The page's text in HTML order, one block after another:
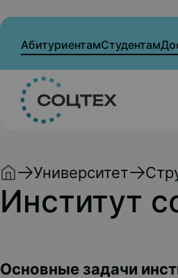
АбитуриентамСтудентам
Университет
Институт
Основные задачи